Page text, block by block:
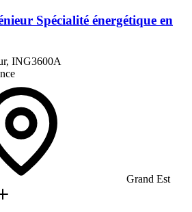
Spécialité énergétique en
ING3600A
Grand Est